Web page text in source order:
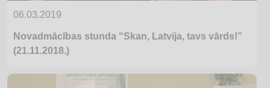
06.03.2019
Novadmācības stunda “Skan, Latvija, tavs vārds!”
(21.11.2018.)